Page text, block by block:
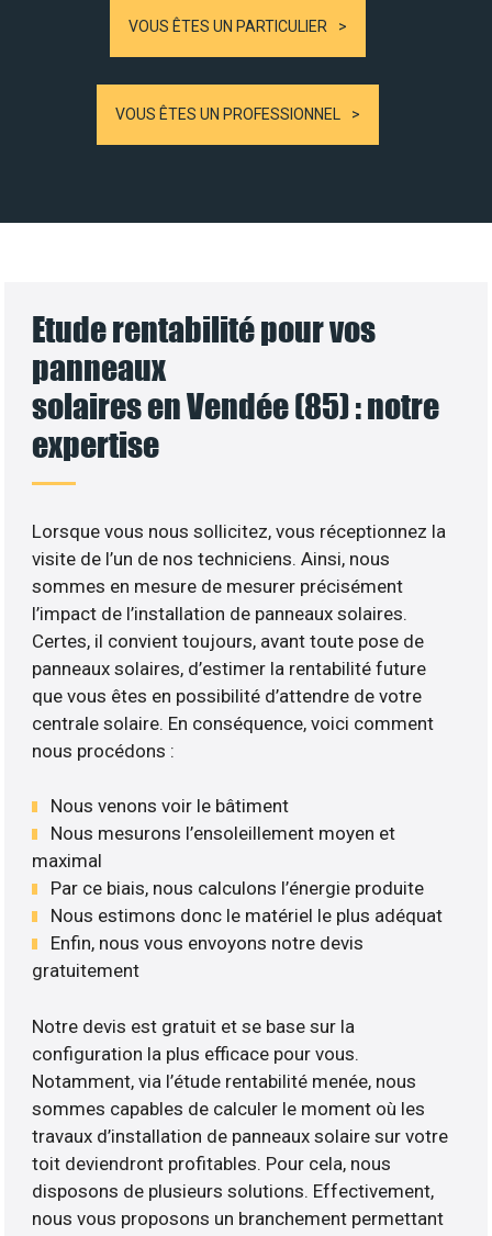
VOUS ÊTES UN PARTICULIER
VOUS ÊTES UN PROFESSIONNEL
Etude rentabilité pour vos
panneaux
solaires en Vendée (85) : notre
expertise
Lorsque vous nous sollicitez, vous réceptionnez la
visite de l’un de nos techniciens. Ainsi, nous
sommes en mesure de mesurer précisément
l’impact de l’installation de panneaux solaires.
Certes, il convient toujours, avant toute pose de
panneaux solaires, d’estimer la rentabilité future
que vous êtes en possibilité d’attendre de votre
centrale solaire. En conséquence, voici comment
nous procédons :
Nous venons voir le bâtiment
Nous mesurons l’ensoleillement moyen et
maximal
Par ce biais, nous calculons l’énergie produite
Nous estimons donc le matériel le plus adéquat
Enfin, nous vous envoyons notre devis
gratuitement
Notre devis est gratuit et se base sur la
configuration la plus efficace pour vous.
Notamment, via l’étude rentabilité menée, nous
sommes capables de calculer le moment où les
travaux d’installation de panneaux solaire sur votre
toit deviendront profitables. Pour cela, nous
disposons de plusieurs solutions. Effectivement,
nous vous proposons un branchement permettant